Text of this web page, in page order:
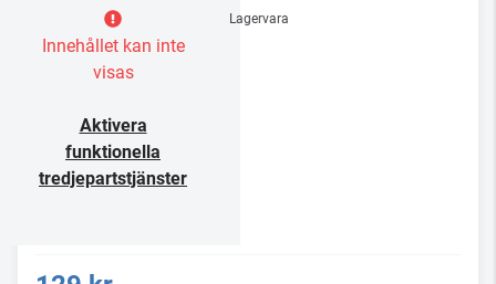
Innehållet kan inte
visas
Aktivera
funktionella
tredjepartstjänster
Lagervara